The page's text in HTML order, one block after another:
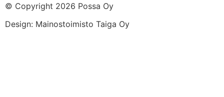
© Copyright 2026 Possa Oy
Design: Mainostoimisto Taiga Oy